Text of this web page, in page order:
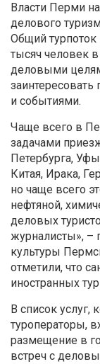
Власти Перми
делового
Общий турпоток
тысяч человек
деловыми
и событиями.
Чаще всего в
задачами
Петербурга,
Китая, Ирака,
но чаще всего
нефтяной,
деловых
журналисты», –
культуры
отметили, что
иностранных
В список
туроператоры,
размещение в
встреч с